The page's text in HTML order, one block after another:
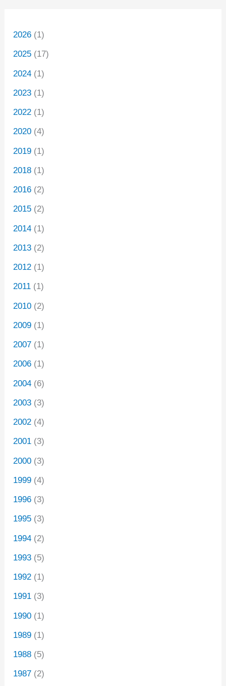
2026 (1)
2025 (17)
2024 (1)
2023 (1)
2022 (1)
2020 (4)
2019 (1)
2018 (1)
2016 (2)
2015 (2)
2014 (1)
2013 (2)
2012 (1)
2011 (1)
2010 (2)
2009 (1)
2007 (1)
2006 (1)
2004 (6)
2003 (3)
2002 (4)
2001 (3)
2000 (3)
1999 (4)
1996 (3)
1995 (3)
1994 (2)
1993 (5)
1992 (1)
1991 (3)
1990 (1)
1989 (1)
1988 (5)
1987 (2)